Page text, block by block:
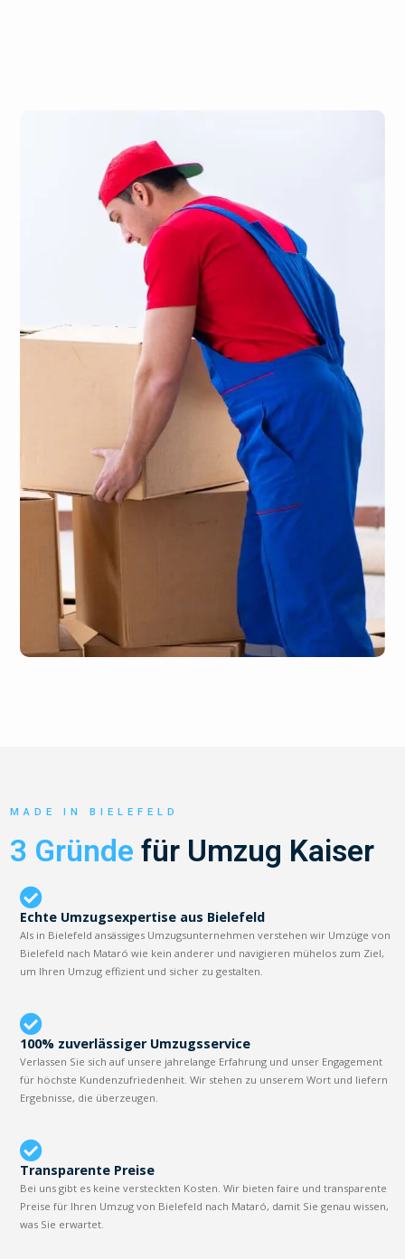
MADE IN BIELEFELD
3 Gründe für Umzug Kaiser
Echte Umzugsexpertise aus Bielefeld
Als in Bielefeld ansässiges Umzugsunternehmen verstehen wir Umzüge von
Bielefeld nach Mataró wie kein anderer und navigieren mühelos zum Ziel,
um Ihren Umzug effizient und sicher zu gestalten.
100% zuverlässiger Umzugsservice
Verlassen Sie sich auf unsere jahrelange Erfahrung und unser Engagement
für höchste Kundenzufriedenheit. Wir stehen zu unserem Wort und liefern
Ergebnisse, die überzeugen.
Transparente Preise
Bei uns gibt es keine versteckten Kosten. Wir bieten faire und transparente
Preise für Ihren Umzug von Bielefeld nach Mataró, damit Sie genau wissen,
was Sie erwartet.